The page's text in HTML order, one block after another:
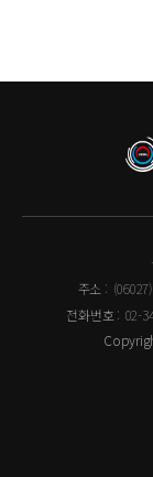
주소 :
전화번호 : 02-